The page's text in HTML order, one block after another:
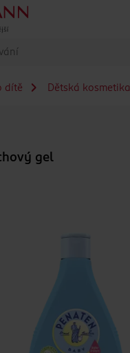
obsah
dítě Dětská kosmetika
gel